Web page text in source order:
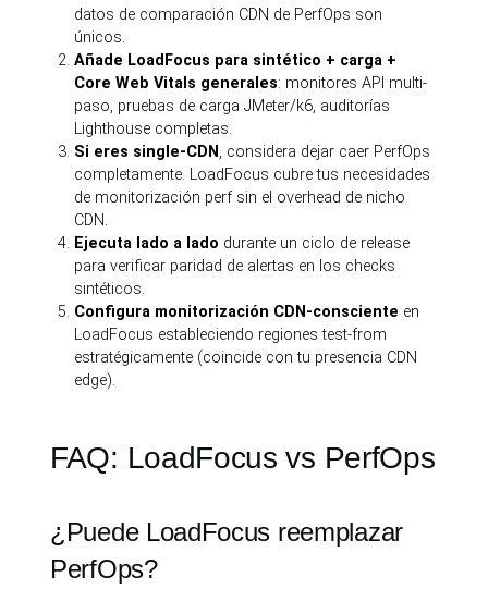
datos de comparación CDN de PerfOps son
únicos.
Añade LoadFocus para sintético + carga +
Core Web Vitals generales: monitores API multi-
paso, pruebas de carga JMeter/k6, auditorías
Lighthouse completas.
Si eres single-CDN , considera dejar caer PerfOps
completamente. LoadFocus cubre tus necesidades
de monitorización perf sin el overhead de nicho
CDN.
Ejecuta lado a lado durante un ciclo de release
para verificar paridad de alertas en los checks
sintéticos.
Configura monitorización CDN-consciente en
LoadFocus estableciendo regiones test-from
estratégicamente (coincide con tu presencia CDN
edge).
FAQ: LoadFocus vs PerfOps
¿Puede LoadFocus reemplazar
PerfOps?